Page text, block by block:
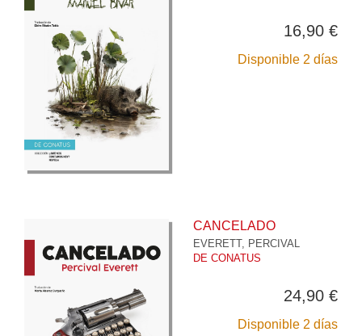
16,90 €
Disponible 2 días
CANCELADO
EVERETT, PERCIVAL
DE CONATUS
24,90 €
Disponible 2 días